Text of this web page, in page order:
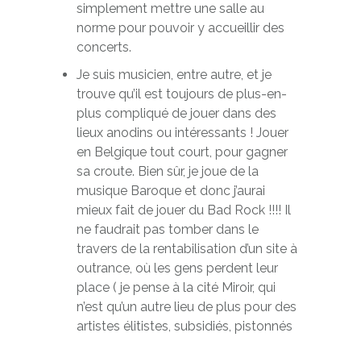
simplement mettre une salle au
norme pour pouvoir y accueillir des
concerts.
Je suis musicien, entre autre, et je
trouve qu’il est toujours de plus-en-
plus compliqué de jouer dans des
lieux anodins ou intéressants ! Jouer
en Belgique tout court, pour gagner
sa croute. Bien sûr, je joue de la
musique Baroque et donc j’aurai
mieux fait de jouer du Bad Rock !!!! Il
ne faudrait pas tomber dans le
travers de la rentabilisation d’un site à
outrance, où les gens perdent leur
place ( je pense à la cité Miroir, qui
n’est qu’un autre lieu de plus pour des
artistes élitistes, subsidiés, pistonnés